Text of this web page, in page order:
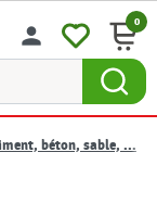
person 0
béton, sable, ...